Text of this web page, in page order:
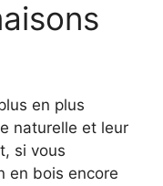
en plus⁤
​naturelle et leur
si vous
en bois encore